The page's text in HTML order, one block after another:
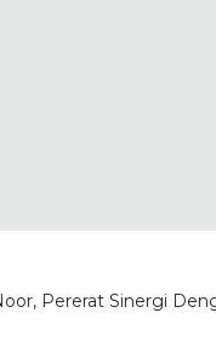
Pererat Sinergi